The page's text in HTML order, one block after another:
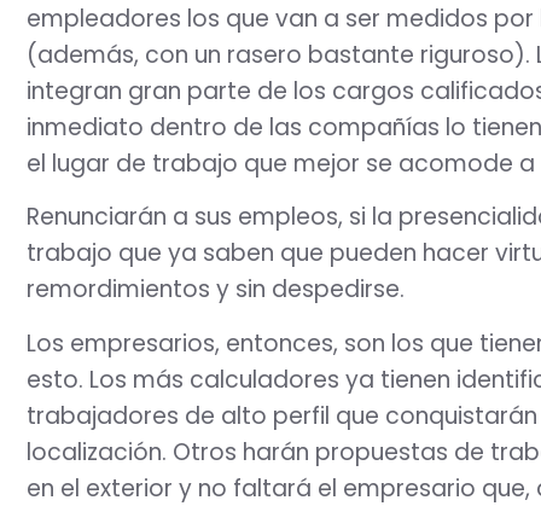
empleadores los que van a ser medidos
(además, con un rasero bastante riguroso).
integran gran parte de los cargos
inmediato dentro de las compañías lo
el lugar de trabajo que mejor se acomode
Renunciarán a sus empleos, si la
trabajo que ya saben que pueden hacer
remordimientos y sin despedirse.
Los empresarios, entonces, son los que
esto. Los más calculadores ya tienen
trabajadores de alto perfil que
localización. Otros harán propuestas de
en el exterior y no faltará el empresario